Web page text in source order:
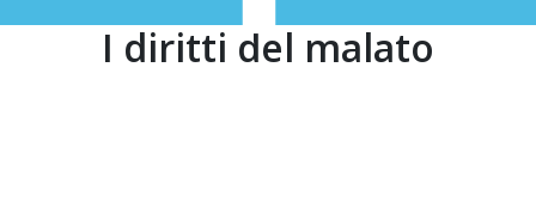
I diritti del malato